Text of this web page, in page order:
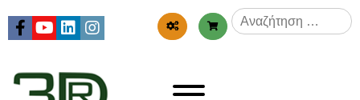
Αναζήτηση
για: